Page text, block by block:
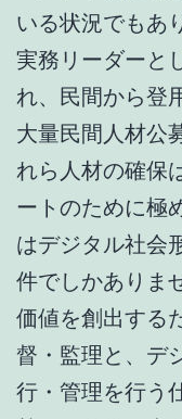
いる状況でもあ
実務リーダーと
れ、民間から登
大量民間人材公
れら人材の確保
ートのために極
はデジタル社会
件でしかありま
価値を創出する
督・監理と、デ
行・管理を行う